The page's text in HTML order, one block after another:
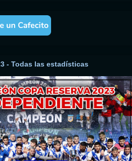
- Todas las estadísticas